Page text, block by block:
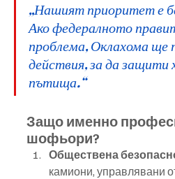
„Нашият приоритет е
Ако федералното
проблема, Оклахома ще
действия, за да
пътища.“
Защо именно
шофьори?
Обществена
камиони, управлявани